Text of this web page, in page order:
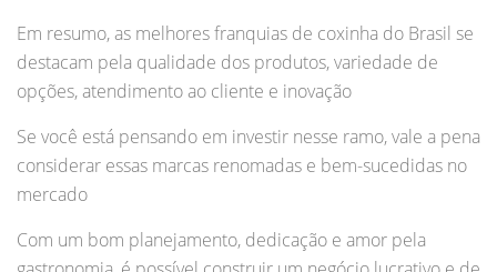
Em resumo, as melhores franquias de coxinha do Brasil se
destacam pela qualidade dos produtos, variedade de
opções, atendimento ao cliente e inovação
Se você está pensando em investir nesse ramo, vale a pena
considerar essas marcas renomadas e bem-sucedidas no
mercado
Com um bom planejamento, dedicação e amor pela